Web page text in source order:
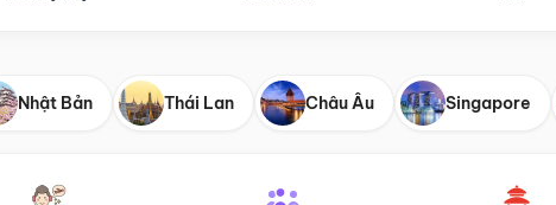
Nhật Bản Thái Lan Châu Âu Singapore